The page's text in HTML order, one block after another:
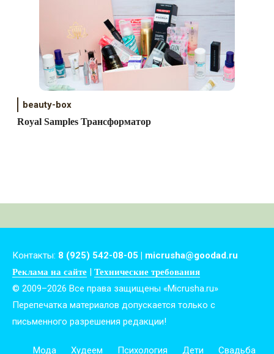
beauty-box
Royal Samples Трансформатор
Контакты: 8 (925) 542-08-05 | micrusha@goodad.ru
Реклама на сайте Технические требования
© 2009–2026 Все права защищены «Micrusha.ru»
Перепечатка материалов допускается только с
письменного разрешения редакции!
Мода Худеем Психология Дети Свадьба